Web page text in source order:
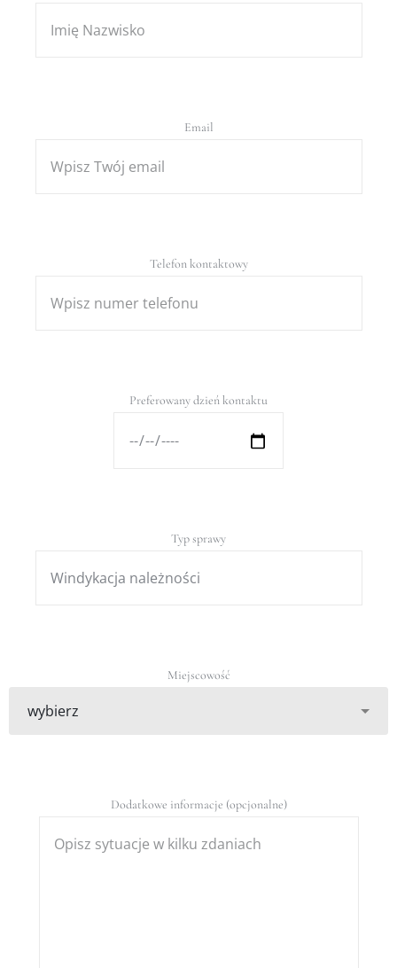
Email
Telefon kontaktowy
Preferowany dzień kontaktu
Typ sprawy
Miejscowość
Dodatkowe informacje (opcjonalne)